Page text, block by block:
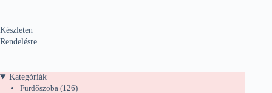
Készleten
Rendelésre
Kategóriák
Fürdőszoba 126126